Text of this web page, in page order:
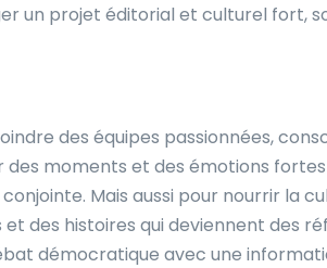
un projet éditorial et culturel fort,
des équipes passionnées,
moments et des émotions
Mais aussi pour nourrir la
des histoires qui deviennent des
démocratique avec une